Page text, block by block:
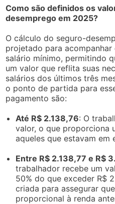
Como são definidos os
desemprego em 2025?
O cálculo do seguro-
projetado para
salário mínimo, permitindo
um valor que reflita suas
salários dos últimos três
o ponto de partida para
pagamento são:
Até R$ 2.138,76: O
valor, o que proporciona
aqueles que estavam em
Entre R$ 2.138,77 e R$
trabalhador recebe um
50% do que exceder R$
criada para assegurar
proporcional à renda